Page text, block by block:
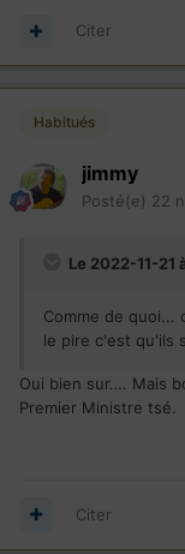
Citer
Habitués
jimmy
Posté(e) 22
Le 2022-11-21
Comme de quoi...
le pire c'est qu'ils
Oui bien sur…. Mais
Premier Ministre tsé.
Citer